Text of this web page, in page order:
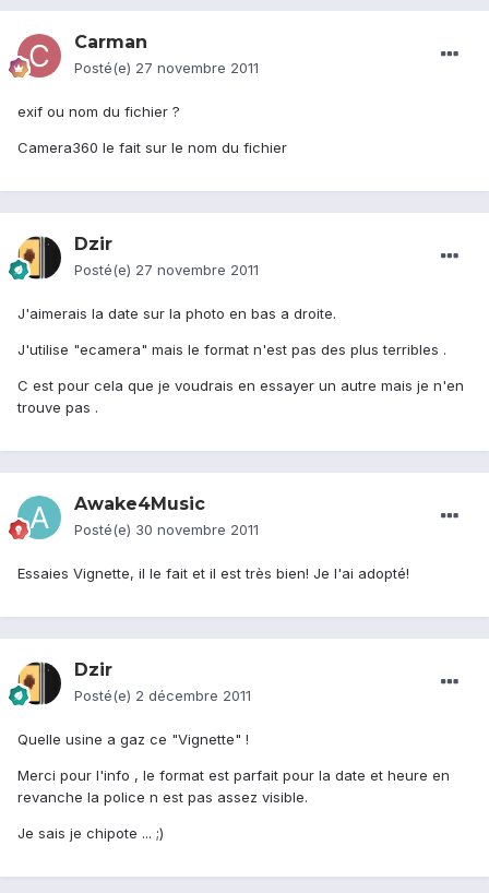
Carman
Posté(e) 27 novembre 2011
exif ou nom du fichier ?
Camera360 le fait sur le nom du fichier
Dzir
Posté(e) 27 novembre 2011
J'aimerais la date sur la photo en bas a droite.
J'utilise "ecamera" mais le format n'est pas des plus terribles .
C est pour cela que je voudrais en essayer un autre mais je n'en
trouve pas .
Awake4Music
Posté(e) 30 novembre 2011
Essaies Vignette, il le fait et il est très bien! Je l'ai adopté!
Dzir
Posté(e) 2 décembre 2011
Quelle usine a gaz ce "Vignette" !
Merci pour l'info , le format est parfait pour la date et heure en
revanche la police n est pas assez visible.
Je sais je chipote ... ;)